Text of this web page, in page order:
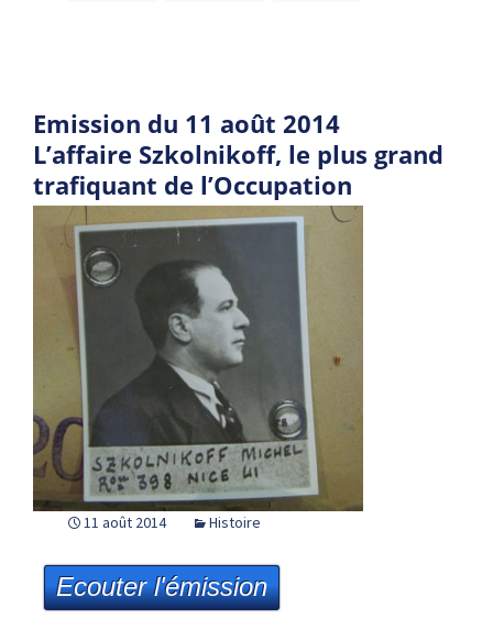
Emission du 11 août 2014
L’affaire Szkolnikoff, le plus grand
trafiquant de l’Occupation
11 août 2014 Histoire
Ecouter l'émission